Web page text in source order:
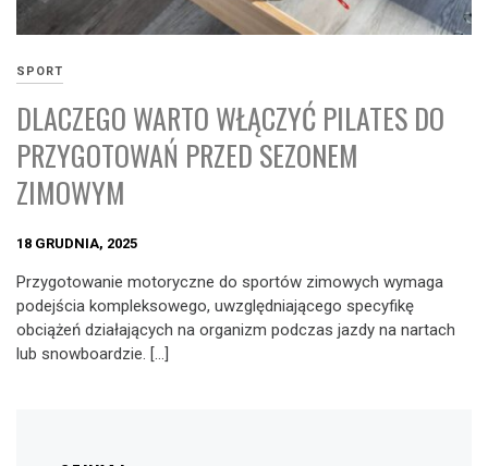
SPORT
DLACZEGO WARTO WŁĄCZYĆ PILATES DO
PRZYGOTOWAŃ PRZED SEZONEM
ZIMOWYM
18 GRUDNIA, 2025
Przygotowanie motoryczne do sportów zimowych wymaga
podejścia kompleksowego, uwzględniającego specyfikę
obciążeń działających na organizm podczas jazdy na nartach
lub snowboardzie. […]